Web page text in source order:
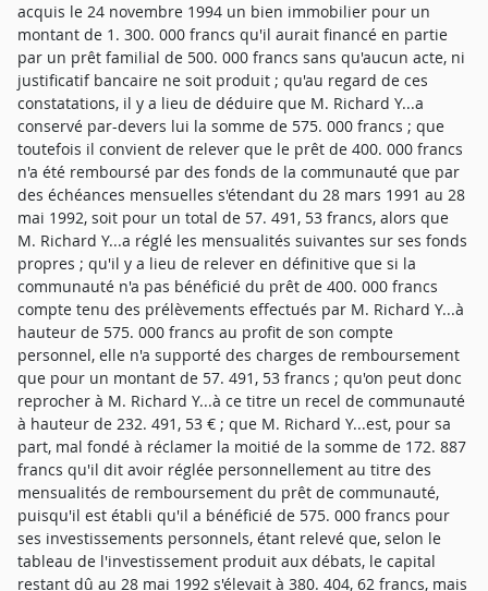
acquis le 24 novembre 1994 un bien immobilier pour un
montant de 1. 300. 000 francs qu'il aurait financé en partie
par un prêt familial de 500. 000 francs sans qu'aucun acte, ni
justificatif bancaire ne soit produit ; qu'au regard de ces
constatations, il y a lieu de déduire que M. Richard Y...a
conservé par-devers lui la somme de 575. 000 francs ; que
toutefois il convient de relever que le prêt de 400. 000 francs
n'a été remboursé par des fonds de la communauté que par
des échéances mensuelles s'étendant du 28 mars 1991 au 28
mai 1992, soit pour un total de 57. 491, 53 francs, alors que
M. Richard Y...a réglé les mensualités suivantes sur ses fonds
propres ; qu'il y a lieu de relever en définitive que si la
communauté n'a pas bénéficié du prêt de 400. 000 francs
compte tenu des prélèvements effectués par M. Richard Y...à
hauteur de 575. 000 francs au profit de son compte
personnel, elle n'a supporté des charges de remboursement
que pour un montant de 57. 491, 53 francs ; qu'on peut donc
reprocher à M. Richard Y...à ce titre un recel de communauté
à hauteur de 232. 491, 53 € ; que M. Richard Y...est, pour sa
part, mal fondé à réclamer la moitié de la somme de 172. 887
francs qu'il dit avoir réglée personnellement au titre des
mensualités de remboursement du prêt de communauté,
puisqu'il est établi qu'il a bénéficié de 575. 000 francs pour
ses investissements personnels, étant relevé que, selon le
tableau de l'investissement produit aux débats, le capital
restant dû au 28 mai 1992 s'élevait à 380. 404, 62 francs, mais